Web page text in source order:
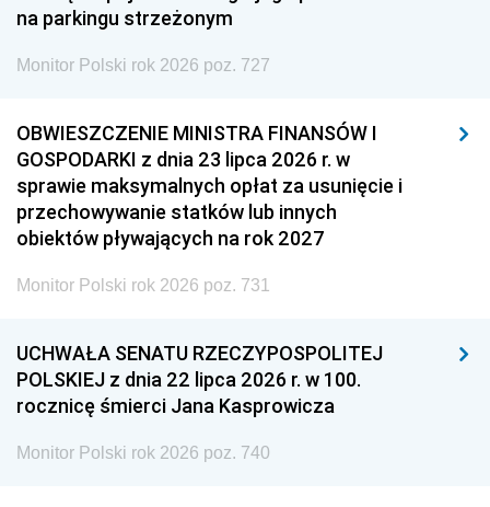
na parkingu strzeżonym
Monitor Polski rok 2026 poz. 727
OBWIESZCZENIE MINISTRA FINANSÓW I
GOSPODARKI z dnia 23 lipca 2026 r. w
sprawie maksymalnych opłat za usunięcie i
przechowywanie statków lub innych
obiektów pływających na rok 2027
Monitor Polski rok 2026 poz. 731
UCHWAŁA SENATU RZECZYPOSPOLITEJ
POLSKIEJ z dnia 22 lipca 2026 r. w 100.
rocznicę śmierci Jana Kasprowicza
Monitor Polski rok 2026 poz. 740